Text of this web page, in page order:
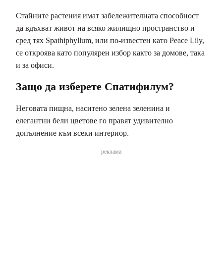
Стайните растения имат забележителната способност
да вдъхват живот на всяко жилищно пространство и
сред тях Spathiphyllum, или по-известен като Peace Lily,
се откроява като популярен избор както за домове, така
и за офиси.
Защо да изберете Спатифилум?
Неговата пищна, наситено зелена зеленина и
елегантни бели цветове го правят удивително
допълнение към всеки интериор.
реклама